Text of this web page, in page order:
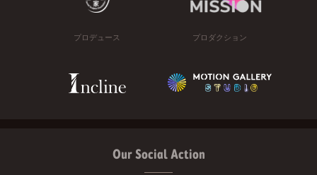
プロデュース プロダクション
Our Social Action